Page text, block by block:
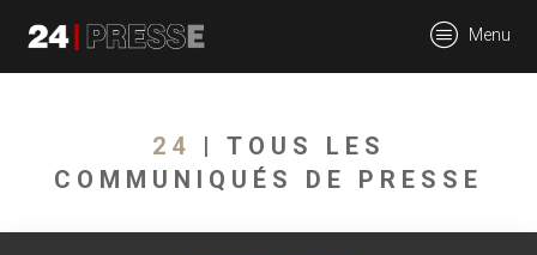
Menu
24
| TOUS LES
COMMUNIQUÉS DE PRESSE